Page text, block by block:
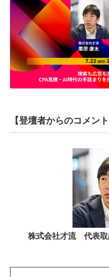
【登壇者からのコメント
株式会社才流 代表